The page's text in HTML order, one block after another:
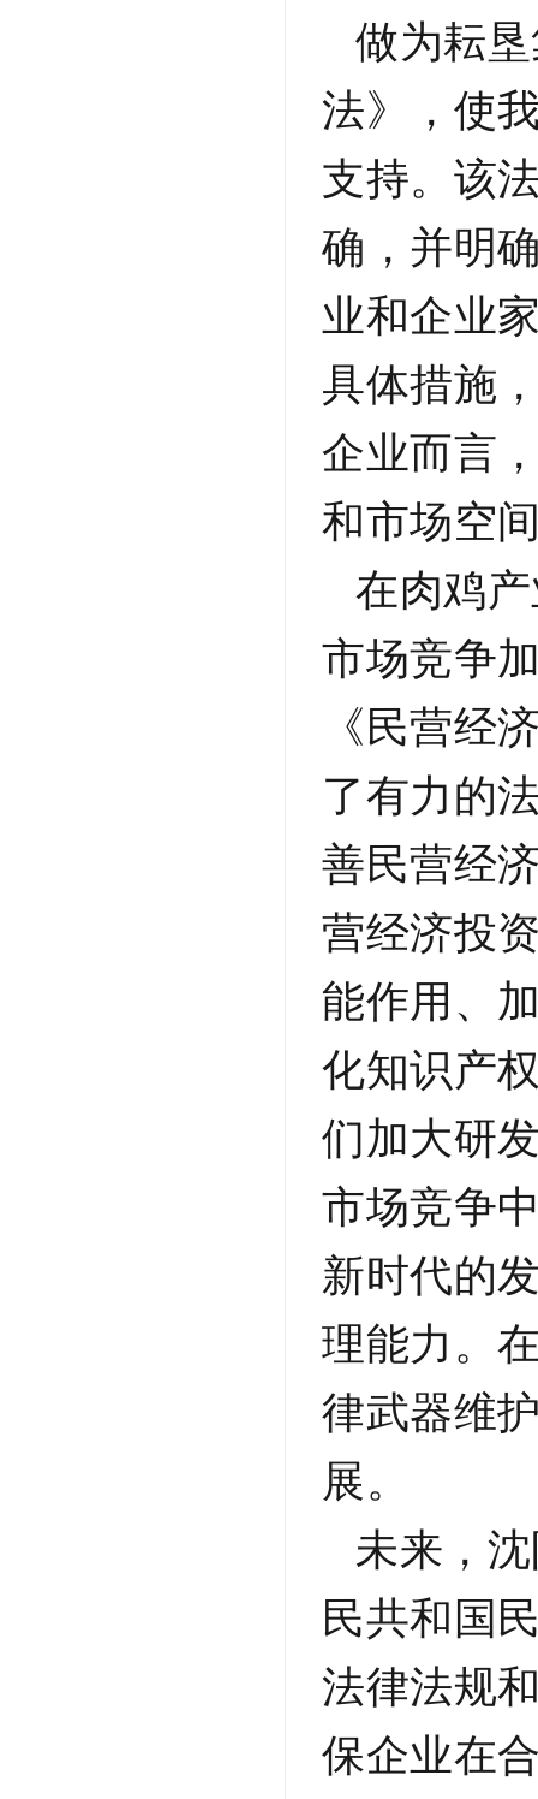
做为耘
法》， 使
支持。 该
确，并明
业和企业
具体措施
企业而言
和市场空
在肉鸡
市场竞争
《民营经
了有力的
善民营经
营经济投
能作用、
化知识产
们加大研
市场竞争
新时代的
理能力。
律武器维
展。
未来，
民共和国
法律法规
保企业在